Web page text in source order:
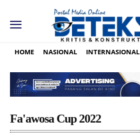
HOME NASIONAL INTERNASIONAL
Fa'awosa Cup 2022